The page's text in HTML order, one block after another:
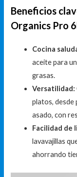
Beneficios
Organics Pro
Cocina
aceite para
grasas.
Versatilidad:
platos,
asado, con
Facilidad de
lavavajillas
ahorrando